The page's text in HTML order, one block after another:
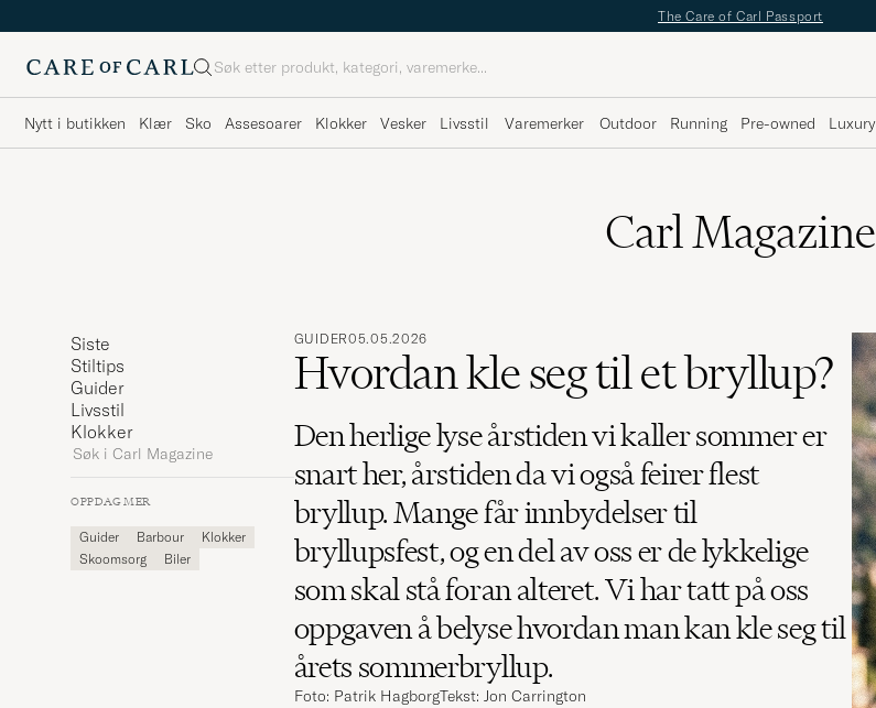
The Care of Carl Passport
Søk
Nytt i butikken Klær Sko Assesoarer Klokker Vesker Livsstil Varemerker Outdoor Running Pre-owned Luxury
Carl Magazine
Siste
Stiltips
Guider
Livsstil
Klokker
Søk
Carl
OPPDAG MER
Guider Barbour
Klokker
Skoomsorg
Biler
GUIDER05.05.2026
Hvordan kle seg til et bryllup?
Den herlige lyse årstiden vi kaller sommer er
snart her, årstiden da vi også feirer flest
bryllup. Mange får innbydelser til
bryllupsfest, og en del av oss er de lykkelige
som skal stå foran alteret. Vi har tatt på oss
oppgaven å belyse hvordan man kan kle seg til
årets sommerbryllup.
Foto: Patrik HagborgTekst: Jon Carrington